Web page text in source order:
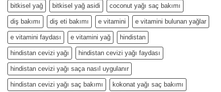
bitkisel yağ bitkisel yağ asidi coconut yağı saç bakımı
diş bakımı diş eti bakımı e vitamini e vitamini bulunan yağlar
e vitamini faydası e vitamini yağ hindistan
hindistan cevizi yağı hindistan cevizi yağı faydası
hindistan cevizi yağı saça nasıl uygulanır
hindistan cevizi yağı saç bakımı kokonat yağı saç bakımı